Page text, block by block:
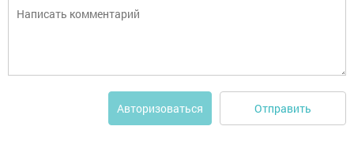
Авторизоваться Отправить